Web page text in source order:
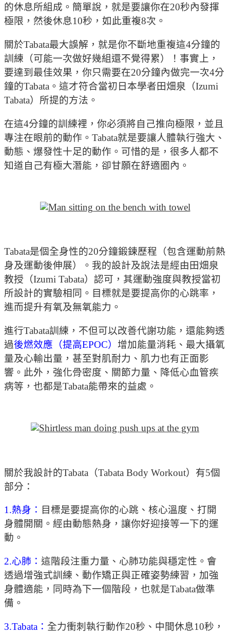
的休息所組成。簡單說，就是要讓你在20秒內發揮
極限，然後休息10秒，如此重複8次。
關於Tabata最大誤解，就是你不斷地重複這4分鐘的
訓練（可能一次做好幾組還不覺得累）！事實上，
要達到最佳效果，你只需要在20分鐘內做完一次4分
鐘的Tabata。這才符合當初日本學者田畑泉（Izumi
Tabata）所提的方法。
在這4分鐘的訓練裡，你必須將自己推向極限，並且
專注在眼前的動作。Tabata就是要讓人體執行強大、
動態、爆發性十足的動作。可惜的是，很多人都不
知道自己有極大潛能，卻甘願在舒適圈內。
Tabata是個全身性的20分鐘鍛鍊歷程（包含運動前熱
身及運動後伸展）。我的設計及說法是經由田畑泉
教授（Izumi Tabata）認可，其運動強度與教授當初
所設計的實驗相同。目標就是要提高你的心跳率，
進而提升有氧及無氧能力。
進行Tabata訓練，不但可以改善代謝功能，還能夠透
過後燃效應（提高EPOC） 增加能量消耗、最大攝氧
量及心輸出量，甚至對肌耐力、肌力也有正面影
響。此外，強化骨密度、關節力量、降低心血管疾
病等，也都是Tabata能帶來的益處。
關於我設計的Tabata（Tabata Body Workout）有5個
部分：
1.熱身： 目標是要提高你的心跳、核心溫度、打開
身體開關。經由動態熱身，讓你好迎接等一下的運
動。
2.心肺： 這階段注重力量、心肺功能與穩定性。會
透過增強式訓練、動作矯正與正確姿勢練習，加強
身體適能，同時為下一個階段，也就是Tabata做準
備。
3.Tabata： 全力衝刺執行動作20秒、中間休息10秒，